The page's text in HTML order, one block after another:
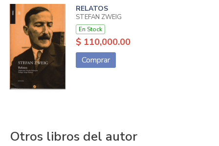
RELATOS
STEFAN ZWEIG
En Stock
$ 110,000.00
Comprar
Otros libros del autor